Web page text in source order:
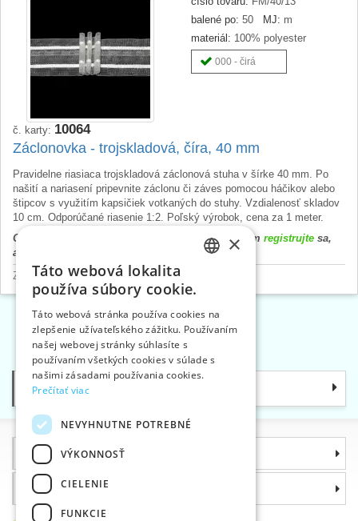
balené po: 50 MJ: m
materiál: 100% polyester
000 - čirá
č. karty: 10064
Záclonovka - trojskladová, číra, 40 mm
Pravidelne riasiaca trojskladová záclonová stuha v šírke 40 mm. Po
našití a nariasení pripevnite záclonu či záves pomocou háčikov alebo
štipcov s využitím kapsičiek votkaných do stuhy. Vzdialenosť skladov
10 cm. Odporúčané riasenie 1:2. Poľský výrobok, cena za 1 meter.
Cena výrobku sa zobrazí až po prihlásení. Prosím registrujte sa,
alebo
Záclonová galantéria>Záclonovka - riasiaca stuha
Kategórie
Informácie
Prečo si zvoliť práve nás
ENGLISH
GERMAN
×
Táto webová lokalita
používa súbory cookie.
Táto webová stránka používa cookies na
zlepšenie užívateľského zážitku. Používaním
našej webovej stránky súhlasíte s
používaním všetkých cookies v súlade s
našimi zásadami používania cookies.
Prečítať viac
NEVYHNUTNE POTREBNÉ
VÝKONNOSŤ
CIELENIE
FUNKCIE